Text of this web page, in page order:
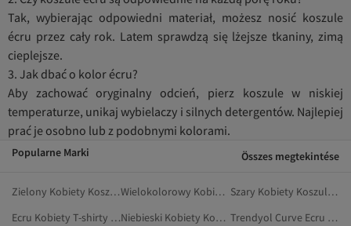
Tak, wybierając odpowiedni materiał, możesz nosić koszule
écru przez cały rok. Latem sprawdzą się lżejsze tkaniny, zimą
cieplejsze.
3. Jak dbać o kolor écru?
Aby zachować oryginalny odcień, pierz koszule w niskiej
temperaturze, unikaj wybielaczy i silnych detergentów. Najlepiej
prać je osobno lub z podobnymi kolorami.
Popularne Marki Összes megtekintése
Zielony Kobiety Koszule Plus Size Wielokolorowy Kobiety Koszule Plus Size
Szary Kobiety Koszule Plus Size
Ecru Kobiety T-shirty Plus Size
Niebieski Kobiety Koszule Plus Size
Trendyol Curve Ecru Koszule Plus Size